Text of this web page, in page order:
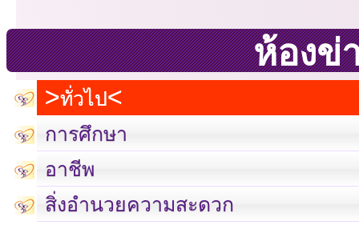
ห้องข่
ทั่วไป
การศึกษา
อาชีพ
สิ่งอำนวยความสะดวก